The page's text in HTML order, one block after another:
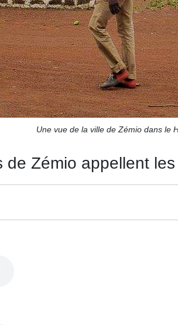
Une vue de la ville de Zémio dans le
de Zémio appellent